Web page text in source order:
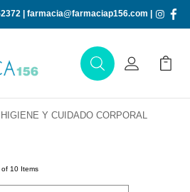
| farmacia@farmaciap156.com
BuscarMi Cuenta
Mi
HIGIENE Y CUIDADO CORPORAL
of 10 Items